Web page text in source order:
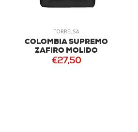
TORRELSA
COLOMBIA SUPREMO
ZAFIRO MOLIDO
€27,50